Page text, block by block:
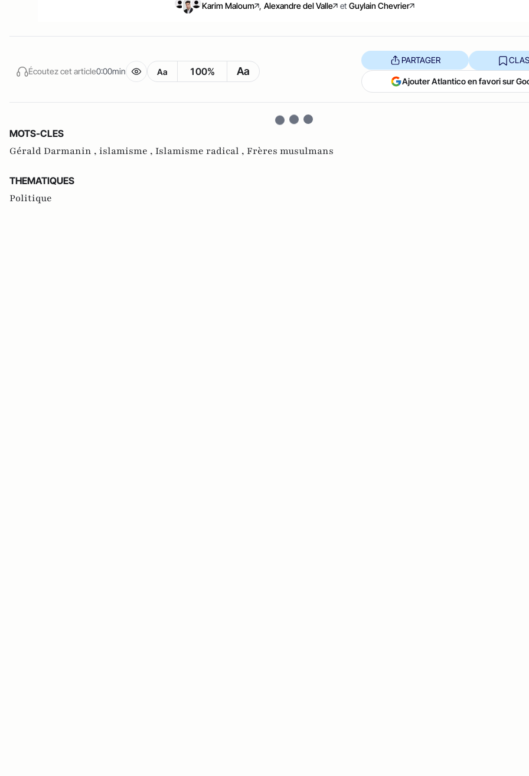
Karim Maloum , Alexandre del Valle et Guylain Chevrier
Écoutez cet article0:00min Aa 100% Aa
PARTAGER
Ajouter Atlantico en favori sur
MOTS-CLES
Gérald Darmanin , islamisme , Islamisme radical , Frères musulmans
THEMATIQUES
Politique